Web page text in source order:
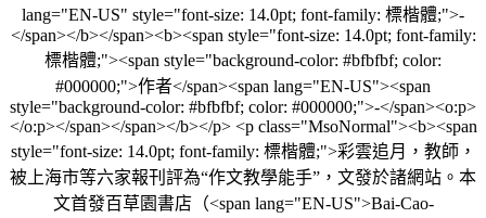
lang="EN-US" style="font-size: 14.0pt; font-family: 標楷體;">-
</span></b></span><b><span style="font-size: 14.0pt; font-family:
標楷體;"><span style="background-color: #bfbfbf; color:
#000000;">作者</span><span lang="EN-US"><span
style="background-color: #bfbfbf; color: #000000;">-</span><o:p>
</o:p></span></span></b></p> <p class="MsoNormal"><b><span
style="font-size: 14.0pt; font-family: 標楷體;">彩雲追月，教師，
被上海市等六家報刊評為“作文教學能手”，文發於諸網站。本
文首發百草園書店（<span lang="EN-US">Bai-Cao-